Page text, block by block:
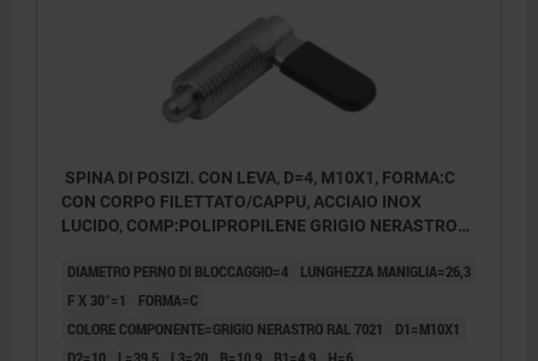
SPINA DI POSIZI. CON LEVA, D=4, M10X1, FORMA:C
CON CORPO FILETTATO/CAPPU, ACCIAIO INOX
LUCIDO, COMP:POLIPROPILENE GRIGIO NERASTRO
DIAMETRO PERNO DI BLOCCAGGIO=4
LUNGHEZZA MANIGLIA=26,3
F X 30°=1
FORMA=C
COLORE COMPONENTE=GRIGIO NERASTRO RAL 7021
D1=M10X1